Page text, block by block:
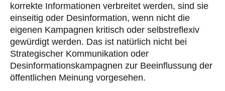
korrekte Informationen verbreitet werden, sind sie
einseitig oder Desinformation, wenn nicht die
eigenen Kampagnen kritisch oder selbstreflexiv
gewürdigt werden. Das ist natürlich nicht bei
Strategischer Kommunikation oder
Desinformationskampagnen zur Beeinflussung der
öffentlichen Meinung vorgesehen.